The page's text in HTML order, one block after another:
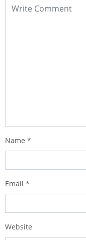
Name *
Email *
Website